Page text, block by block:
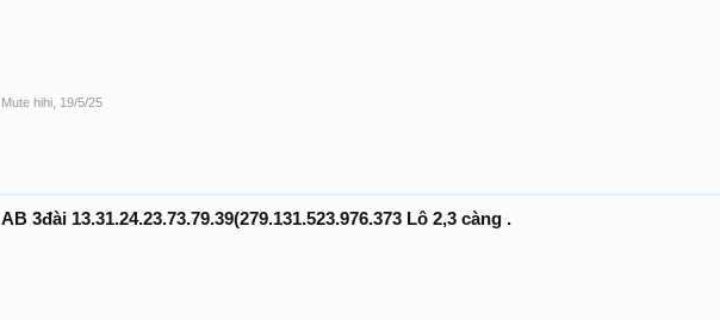
Mute hihi 19/5/25
AB 3đài 13.31.24.23.73.79.39(279.131.523.976.373 Lô 2,3 càng .